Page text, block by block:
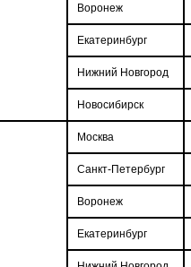
Воронеж
Екатеринбург
Нижний Новгород
Новосибирск
Москва
Санкт-Петербург
Воронеж
Екатеринбург